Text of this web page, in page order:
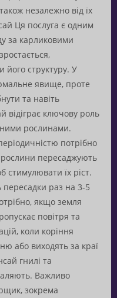
незалежно від їх
Ця послуга є одним
за карликовими
його структуру. У
явище, проте
та навіть
відіграє ключову роль
рослинами.
потрібно
пересаджують
їх ріст.
раз на 3-5
якщо земля
повітря та
коли коріння
або виходять за краї
гнилі та
Важливо
зокрема